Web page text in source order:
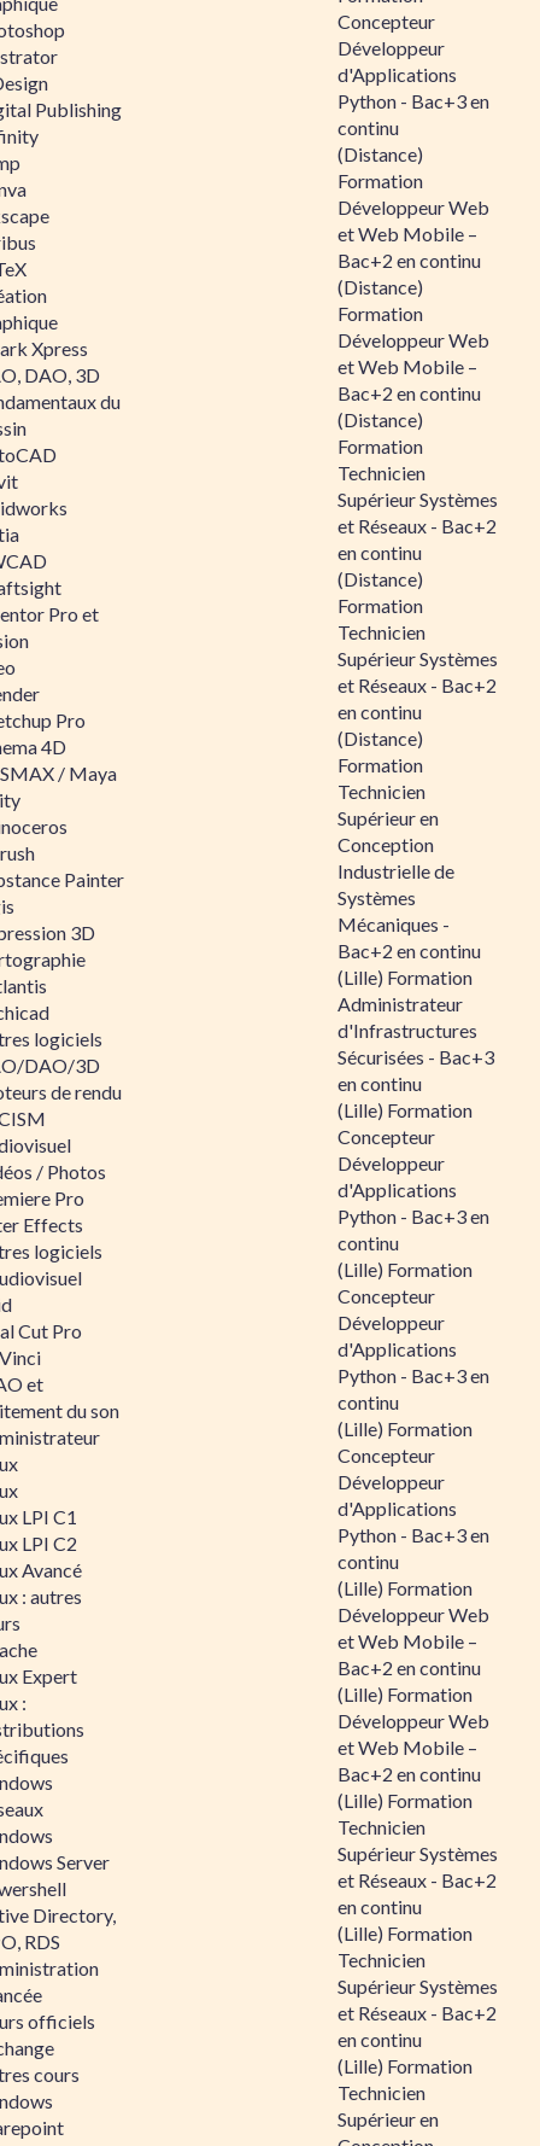
Publishing
Xpress
DAO, 3D
du
Pro et
Pro
4D
/ Maya
Painter
3D
logiciels
DAO/3D
de rendu
/ Photos
Pro
Effects
logiciels
Cut Pro
et
du son
LPI C1
LPI C2
Avancé
: autres
Expert
:
Server
Directory,
RDS
officiels
cours
Concepteur
Développeur
d'Applications
Python - Bac+3 en
continu
(Distance)
Formation
Développeur Web
et Web Mobile –
Bac+2 en continu
(Distance)
Formation
Développeur Web
et Web Mobile –
Bac+2 en continu
(Distance)
Formation
Technicien
Supérieur Systèmes
et Réseaux - Bac+2
en continu
(Distance)
Formation
Technicien
Supérieur Systèmes
et Réseaux - Bac+2
en continu
(Distance)
Formation
Technicien
Supérieur en
Conception
Industrielle de
Systèmes
Mécaniques -
Bac+2 en continu
(Lille) Formation
Administrateur
d'Infrastructures
Sécurisées - Bac+3
en continu
(Lille) Formation
Concepteur
Développeur
d'Applications
Python - Bac+3 en
continu
(Lille) Formation
Concepteur
Développeur
d'Applications
Python - Bac+3 en
continu
(Lille) Formation
Concepteur
Développeur
d'Applications
Python - Bac+3 en
continu
(Lille) Formation
Développeur Web
et Web Mobile –
Bac+2 en continu
(Lille) Formation
Développeur Web
et Web Mobile –
Bac+2 en continu
(Lille) Formation
Technicien
Supérieur Systèmes
et Réseaux - Bac+2
en continu
(Lille) Formation
Technicien
Supérieur Systèmes
et Réseaux - Bac+2
en continu
(Lille) Formation
Technicien
Supérieur en